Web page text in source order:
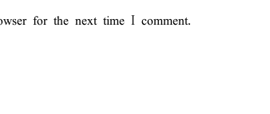
for the next time I comment.